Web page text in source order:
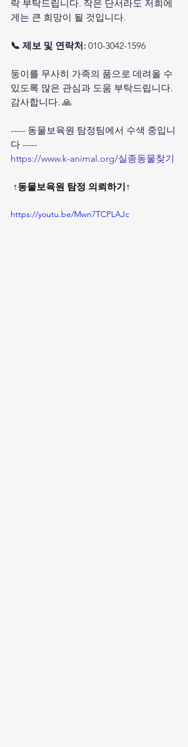
락 부탁드립니다. 작은 단서라도 저희에
게는 큰 희망이 될 것입니다.
📞 제보 및 연락처: 010-3042-1596
둥이를 무사히 가족의 품으로 데려올 수
있도록 많은 관심과 도움 부탁드립니다.
감사합니다. 🙏
----- 동물보육원 탐정팀에서 수색 중입니
다 -----
https://www.k-animal.org/실종동물찾기
↑동물보육원 탐정 의뢰하기↑
https://youtu.be/Mwn7TCPLAJc